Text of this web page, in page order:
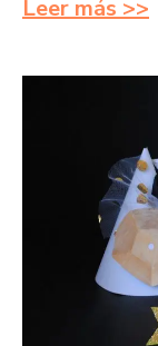
Leer más >>